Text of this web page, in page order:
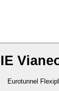
Eurotunnel